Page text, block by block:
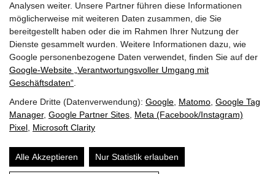
Analysen weiter. Unsere Partner führen diese Informationen
möglicherweise mit weiteren Daten zusammen, die Sie
bereitgestellt haben oder die im Rahmen Ihrer Nutzung der
Dienste gesammelt wurden. Weitere Informationen dazu, wie
Google personenbezogene Daten verwendet, finden Sie auf der
Google‑Website „Verantwortungsvoller Umgang mit
Geschäftsdaten“
Andere Dritte (Datenverwendung): Google Matomo Google Tag
Manager, Google Partner Sites Meta (Facebook/Instagram)
Pixel Microsoft Clarity
Alle Akzeptieren Nur Statistik erlauben
Gasthof BERGLIFT GmbH | Bundesstraße 252 | A-5630
T: +43 6432 6219
E: info@berglift.com
Guest Mobility
Ticket
Jobs
Impressum &
Datenschutz